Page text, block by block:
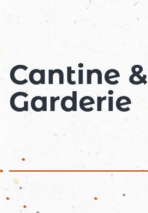
Cantine &
Garderie